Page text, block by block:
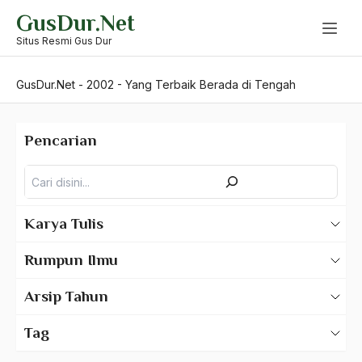
content
GusDur.Net
Situs Resmi Gus Dur
GusDur.Net - 2002 - Yang Terbaik Berada di Tengah
Pencarian
Karya Tulis
Rumpun Ilmu
Arsip Tahun
Tag